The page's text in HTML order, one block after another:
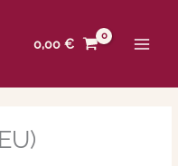
0,00€
to
service
to
service
to
service
to
service
to
service
to
service
to
service
to
service
to
service
to
service
to
service
to
service
to
service